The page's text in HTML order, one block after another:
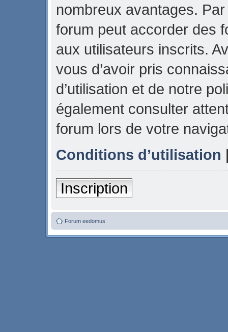
nombreux avantages.
forum peut accorder des
aux utilisateurs inscrits.
vous d’avoir pris
d’utilisation et de notre
également consulter
forum lors de votre
Conditions d’utilisation
Inscription
Forum eedomus